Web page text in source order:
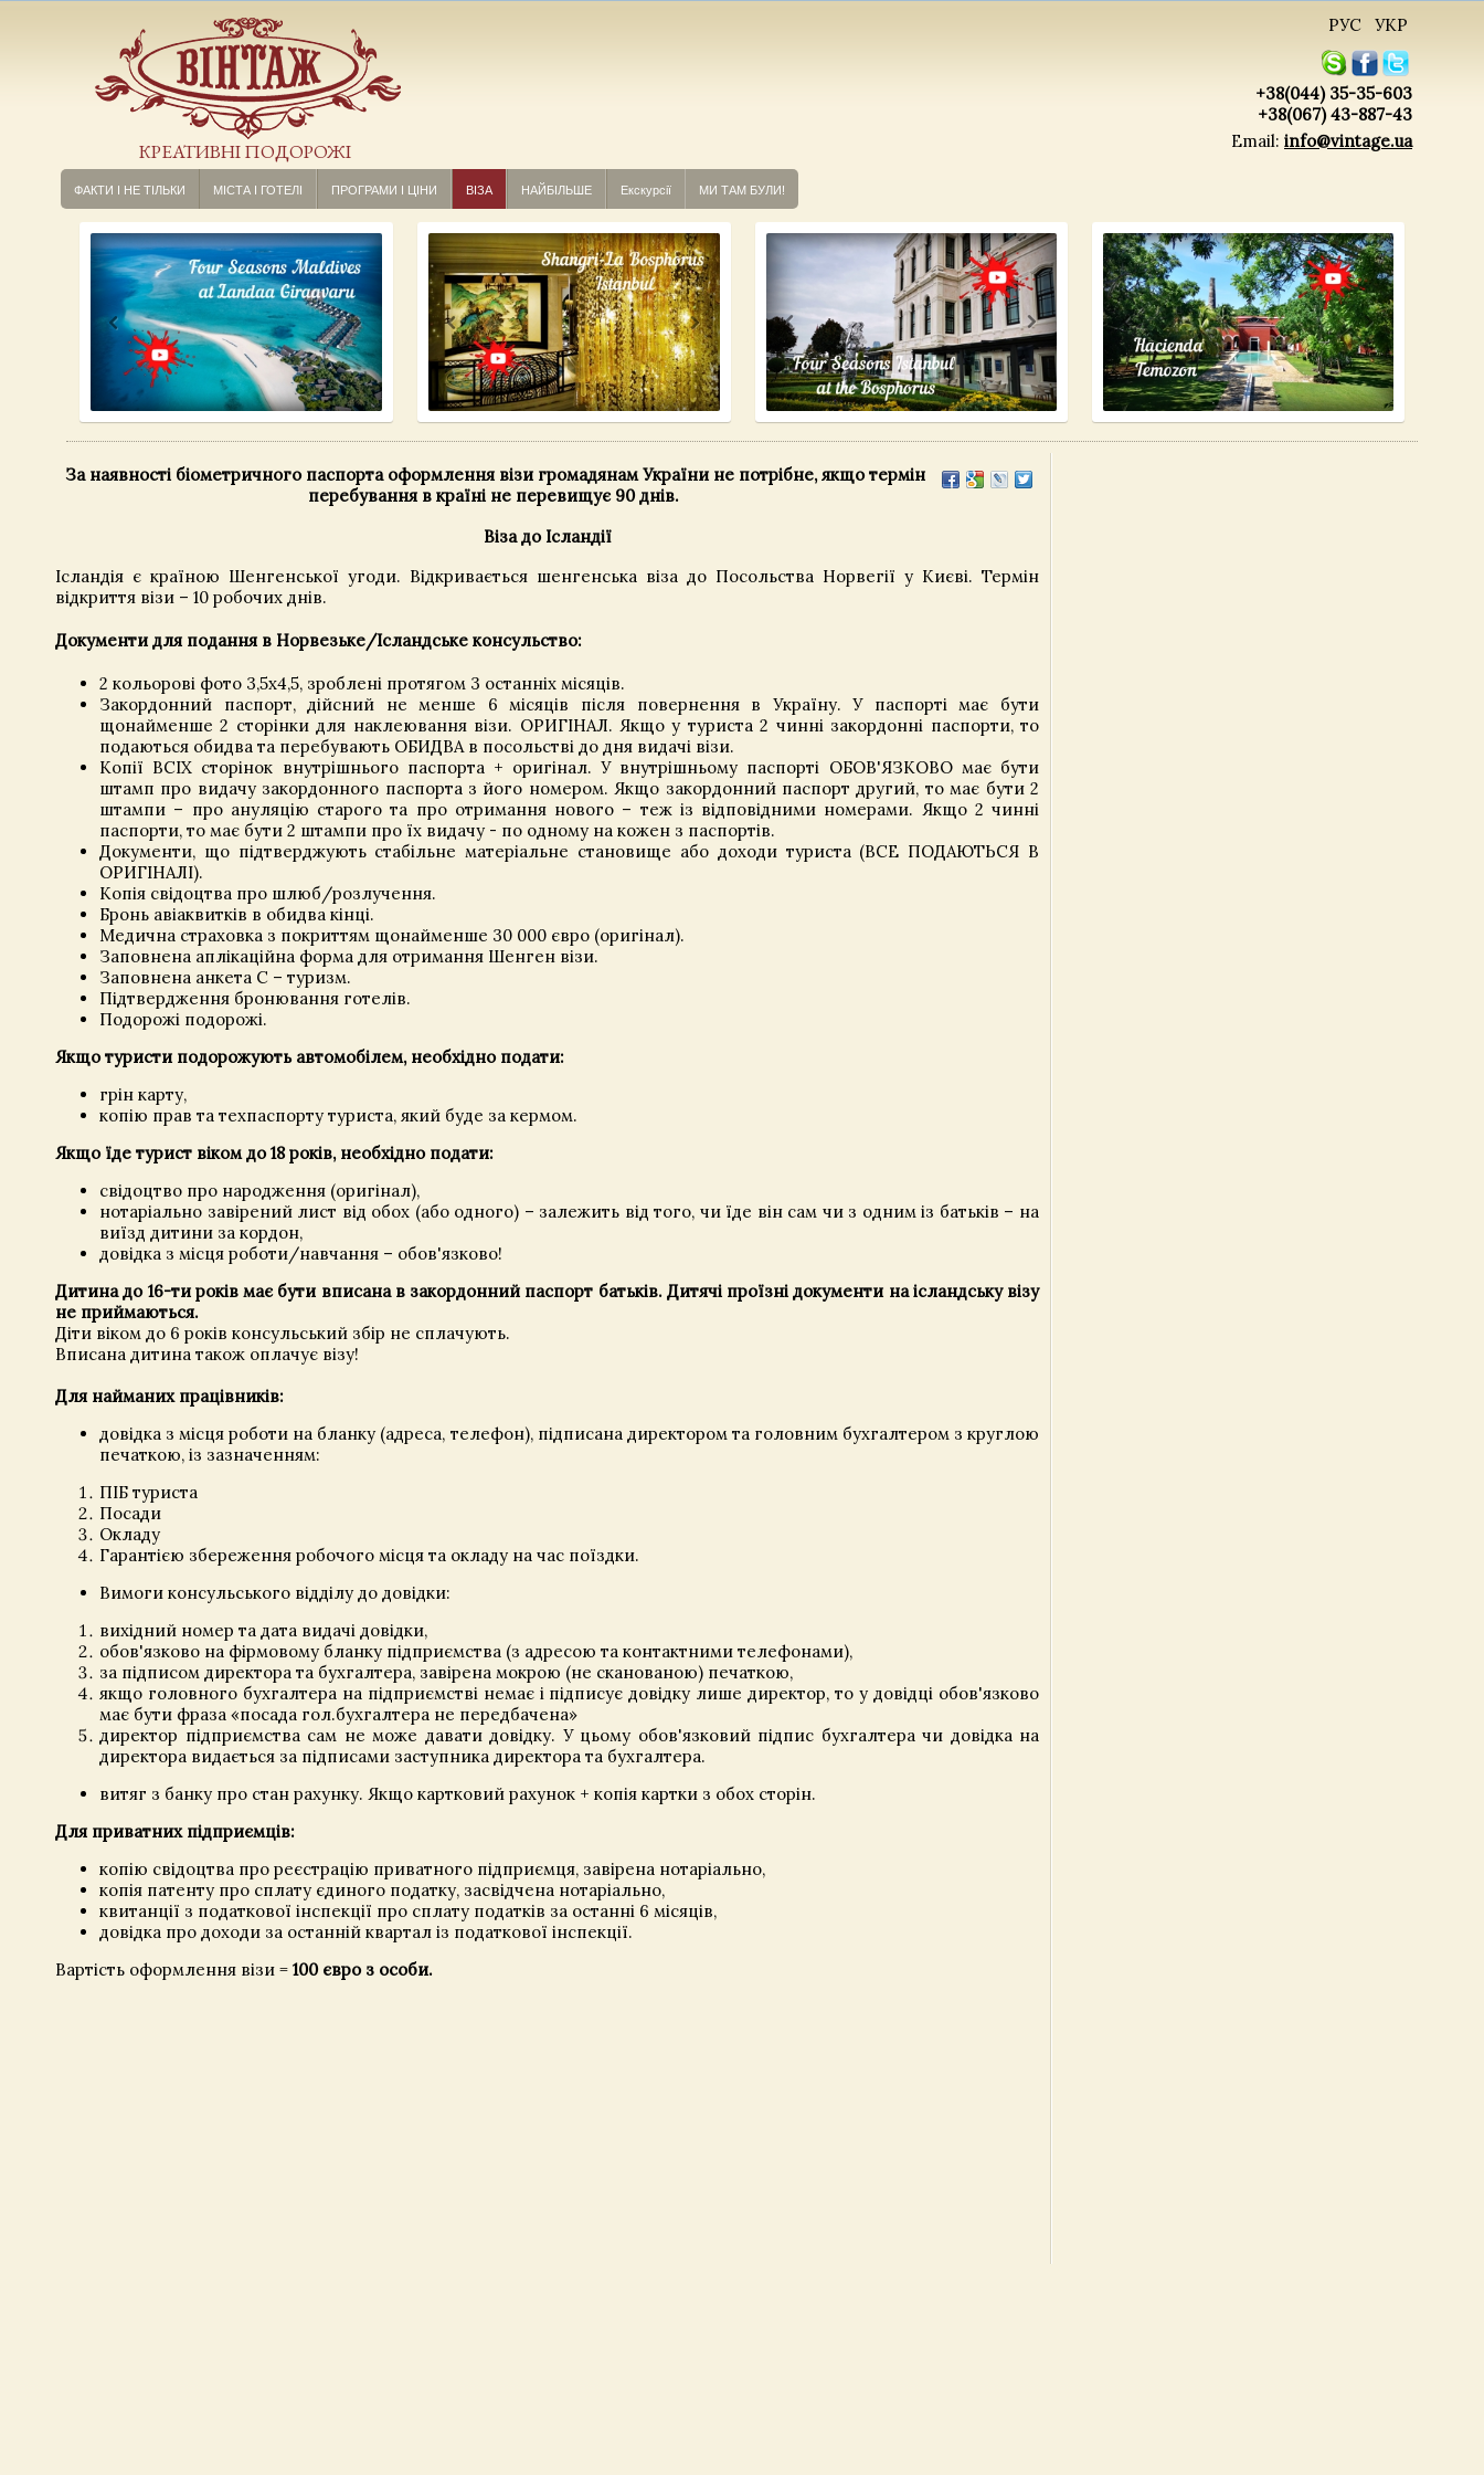
КРЕАТИВНІ ПОДОРОЖІ
РУС УКР
+38(044) 35-35-603
+38(067) 43-887-43
Email: info@vintage.ua
ФАКТИ І НЕ ТІЛЬКИ МІСТА І ГОТЕЛІ ПРОГРАМИ І ЦІНИ ВІЗА НАЙБІЛЬШЕ Екскурсії МИ ТАМ БУЛИ!
За наявності біометричного паспорта оформлення візи громадянам України не потрібне, якщо термін
перебування в країні не перевищує 90 днів.
Віза до Ісландії
Ісландія є країною Шенгенської угоди. Відкривається шенгенська віза до Посольства Норвегії у Києві. Термін
відкриття візи – 10 робочих днів.
Документи для подання в Норвезьке/Ісландське консульство:
2 кольорові фото 3,5х4,5, зроблені протягом 3 останніх місяців.
Закордонний паспорт, дійсний не менше 6 місяців після повернення в Україну. У паспорті має бути
щонайменше 2 сторінки для наклеювання візи. ОРИГІНАЛ. Якщо у туриста 2 чинні закордонні паспорти, то
подаються обидва та перебувають ОБИДВА в посольстві до дня видачі візи.
Копії ВСІХ сторінок внутрішнього паспорта + оригінал. У внутрішньому паспорті ОБОВ'ЯЗКОВО має бути
штамп про видачу закордонного паспорта з його номером. Якщо закордонний паспорт другий, то має бути 2
штампи – про ануляцію старого та про отримання нового – теж із відповідними номерами. Якщо 2 чинні
паспорти, то має бути 2 штампи про їх видачу - по одному на кожен з паспортів.
Документи, що підтверджують стабільне матеріальне становище або доходи туриста (ВСЕ ПОДАЮТЬСЯ В
ОРИГІНАЛІ).
Копія свідоцтва про шлюб/розлучення.
Бронь авіаквитків в обидва кінці.
Медична страховка з покриттям щонайменше 30 000 євро (оригінал).
Заповнена аплікаційна форма для отримання Шенген візи.
Заповнена анкета С – туризм.
Підтвердження бронювання готелів.
Подорожі подорожі.
Якщо туристи подорожують автомобілем, необхідно подати:
грін карту,
копію прав та техпаспорту туриста, який буде за кермом.
Якщо їде турист віком до 18 років, необхідно подати:
свідоцтво про народження (оригінал),
нотаріально завірений лист від обох (або одного) – залежить від того, чи їде він сам чи з одним із батьків – на
виїзд дитини за кордон,
довідка з місця роботи/навчання – обов'язково!
Дитина до 16-ти років має бути вписана в закордонний паспорт батьків. Дитячі проїзні документи на ісландську візу
не приймаються.
Діти віком до 6 років консульський збір не сплачують.
Вписана дитина також оплачує візу!
Для найманих працівників:
довідка з місця роботи на бланку (адреса, телефон), підписана директором та головним бухгалтером з круглою
печаткою, із зазначенням:
ПІБ туриста
Посади
Окладу
Гарантією збереження робочого місця та окладу на час поїздки.
Вимоги консульського відділу до довідки:
вихідний номер та дата видачі довідки,
обов'язково на фірмовому бланку підприємства (з адресою та контактними телефонами),
за підписом директора та бухгалтера, завірена мокрою (не сканованою) печаткою,
якщо головного бухгалтера на підприємстві немає і підписує довідку лише директор, то у довідці обов'язково
має бути фраза «посада гол.бухгалтера не передбачена»
директор підприємства сам не може давати довідку. У цьому обов'язковий підпис бухгалтера чи довідка на
директора видається за підписами заступника директора та бухгалтера.
витяг з банку про стан рахунку. Якщо картковий рахунок + копія картки з обох сторін.
Для приватних підприємців:
копію свідоцтва про реєстрацію приватного підприємця, завірена нотаріально,
копія патенту про сплату єдиного податку, засвідчена нотаріально,
квитанції з податкової інспекції про сплату податків за останні 6 місяців,
довідка про доходи за останній квартал із податкової інспекції.
Вартість оформлення візи = 100 євро з особи.